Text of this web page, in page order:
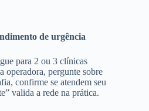
de urgência
para 2 ou 3 clínicas
operadora, pergunte sobre
confirme se atendem seu
valida a rede na prática.